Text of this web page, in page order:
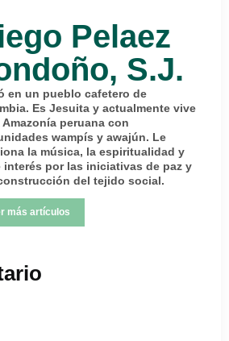
Pelaez
S.J.
en un pueblo cafetero de
Es Jesuita y actualmente vive
Amazonía peruana con
wampís y awajún. Le
la música, la espiritualidad y
interés por las iniciativas de paz y
del tejido social.
más artículos